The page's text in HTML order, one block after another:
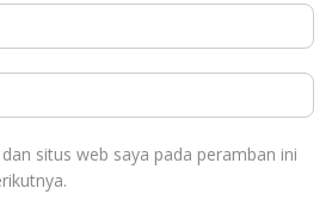
situs web saya pada peramban ini